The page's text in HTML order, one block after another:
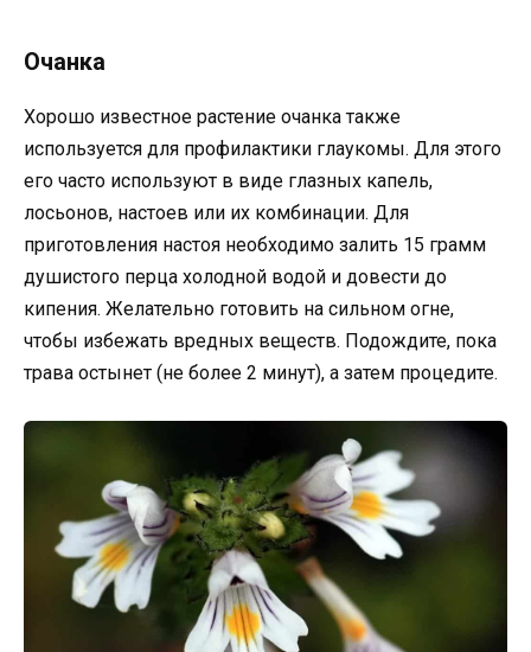
Очанка
Хорошо известное растение очанка также
используется для профилактики глаукомы. Для этого
его часто используют в виде глазных капель,
лосьонов, настоев или их комбинации. Для
приготовления настоя необходимо залить 15 грамм
душистого перца холодной водой и довести до
кипения. Желательно готовить на сильном огне,
чтобы избежать вредных веществ. Подождите, пока
трава остынет (не более 2 минут), а затем процедите.